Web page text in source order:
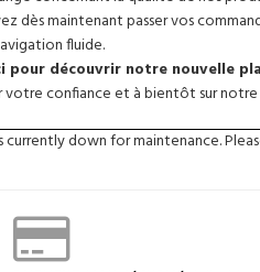
dès maintenant passer vos
fluide.
pour découvrir notre nouvelle
votre confiance et à bientôt sur notre
currently down for maintenance.